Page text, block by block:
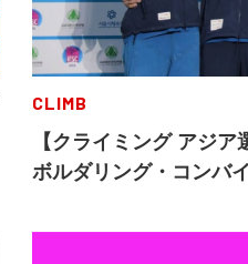
CLIMB
【クライミング アジア
ボルダリング・コンバ